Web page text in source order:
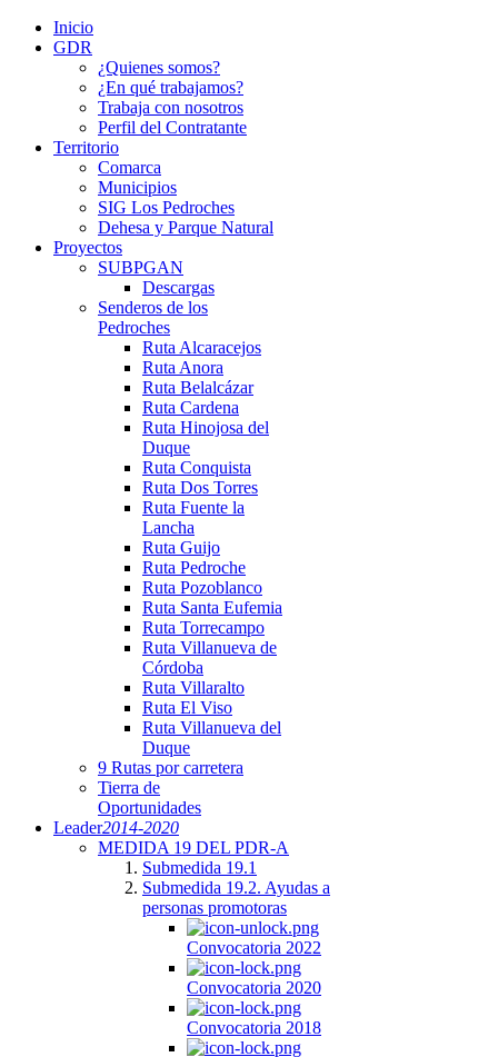
Inicio
GDR
¿Quienes somos?
¿En qué trabajamos?
Trabaja con nosotros
Perfil del Contratante
Territorio
Comarca
Municipios
SIG Los Pedroches
Dehesa y Parque Natural
Proyectos
SUBPGAN
Descargas
Senderos de los
Pedroches
Ruta Alcaracejos
Ruta Anora
Ruta Belalcázar
Ruta Cardena
Ruta Hinojosa del
Duque
Ruta Conquista
Ruta Dos Torres
Ruta Fuente la
Lancha
Ruta Guijo
Ruta Pedroche
Ruta Pozoblanco
Ruta Santa Eufemia
Ruta Torrecampo
Ruta Villanueva de
Córdoba
Ruta Villaralto
Ruta El Viso
Ruta Villanueva del
Duque
9 Rutas por carretera
Tierra de
Oportunidades
Leader2014-2020
MEDIDA 19 DEL PDR-A
Submedida 19.1
Submedida 19.2. Ayudas a
personas promotoras
Convocatoria 2022
Convocatoria 2020
Convocatoria 2018